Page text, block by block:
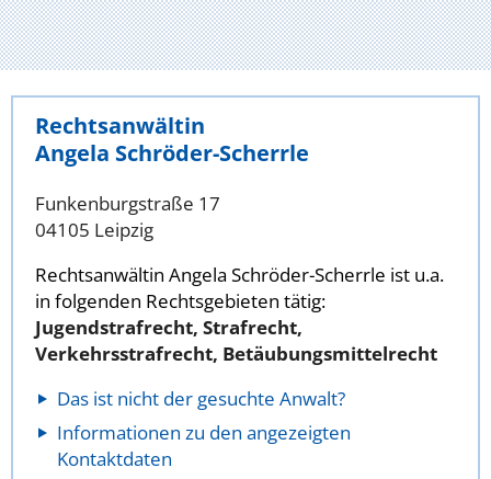
Rechtsanwältin
Angela Schröder-Scherrle
Funkenburgstraße 17
04105 Leipzig
Rechtsanwältin Angela Schröder-Scherrle ist u.a.
in folgenden Rechtsgebieten tätig:
Jugendstrafrecht, Strafrecht,
Verkehrsstrafrecht, Betäubungsmittelrecht
Das ist nicht der gesuchte Anwalt?
Informationen zu den angezeigten
Kontaktdaten